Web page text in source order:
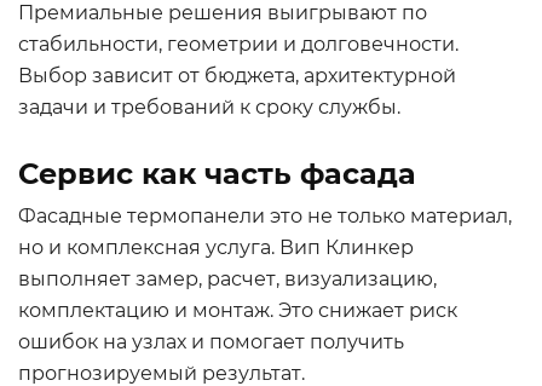
Премиальные решения выигрывают по
стабильности, геометрии и долговечности.
Выбор зависит от бюджета, архитектурной
задачи и требований к сроку службы.
Сервис как часть фасада
Фасадные термопанели это не только материал,
но и комплексная услуга. Вип Клинкер
выполняет замер, расчет, визуализацию,
комплектацию и монтаж. Это снижает риск
ошибок на узлах и помогает получить
прогнозируемый результат.